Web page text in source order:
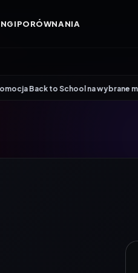
PORÓWNANIA
School na wybrane monitory•